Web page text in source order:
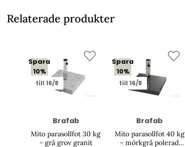
Relaterade produkter
Spara
10%
till 16/8
Brafab
Mito parasollfot 30 kg
- grå grov granit
Spara
10%
till 16/8
Brafab
Mito parasollfot 40 kg
- mörkgrå polerad